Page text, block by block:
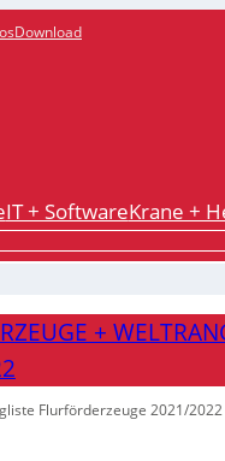
Download
IT + SoftwareKrane +
+
Flurförderzeuge 2021/2022